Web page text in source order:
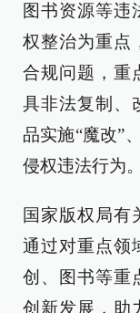
图书资源等违
权整治为重点
合规问题，重
具非法复制、
品实施“魔改”
侵权违法行为。
国家版权局有
通过对重点领
创、图书等重
创新发展，助